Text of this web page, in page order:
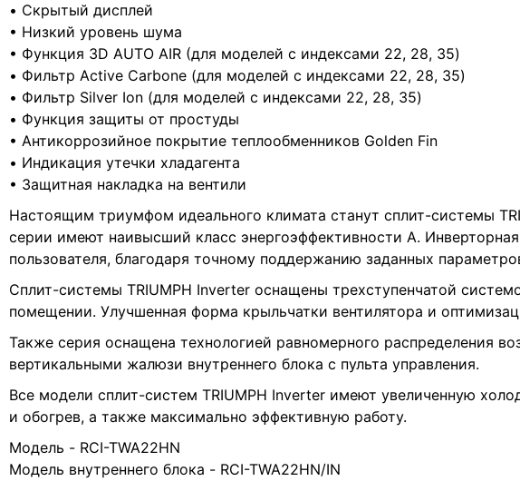
• Скрытый дисплей
• Низкий уровень шума
• Функция 3D AUTO AIR (для моделей с индексами 22, 28, 35)
• Фильтр Active Carbone (для моделей с индексами 22, 28, 35)
• Фильтр Silver Ion (для моделей с индексами 22, 28, 35)
• Функция защиты от простуды
• Антикоррозийное покрытие теплообменников Golden Fin
• Индикация утечки хладагента
• Защитная накладка на вентили
Настоящим триумфом идеального климата станут сплит-системы
серии имеют наивысший класс энергоэффективности А.
пользователя, благодаря точному поддержанию заданных
Сплит-системы TRIUMPH Inverter оснащены трехступенчатой
помещении. Улучшенная форма крыльчатки вентилятора и
Также серия оснащена технологией равномерного распределения
вертикальными жалюзи внутреннего блока с пульта управления.
Все модели сплит-систем TRIUMPH Inverter имеют увеличенную
и обогрев, а также максимально эффективную работу.
Модель - RCI-TWA22HN
Модель внутреннего блока - RCI-TWA22HN/IN